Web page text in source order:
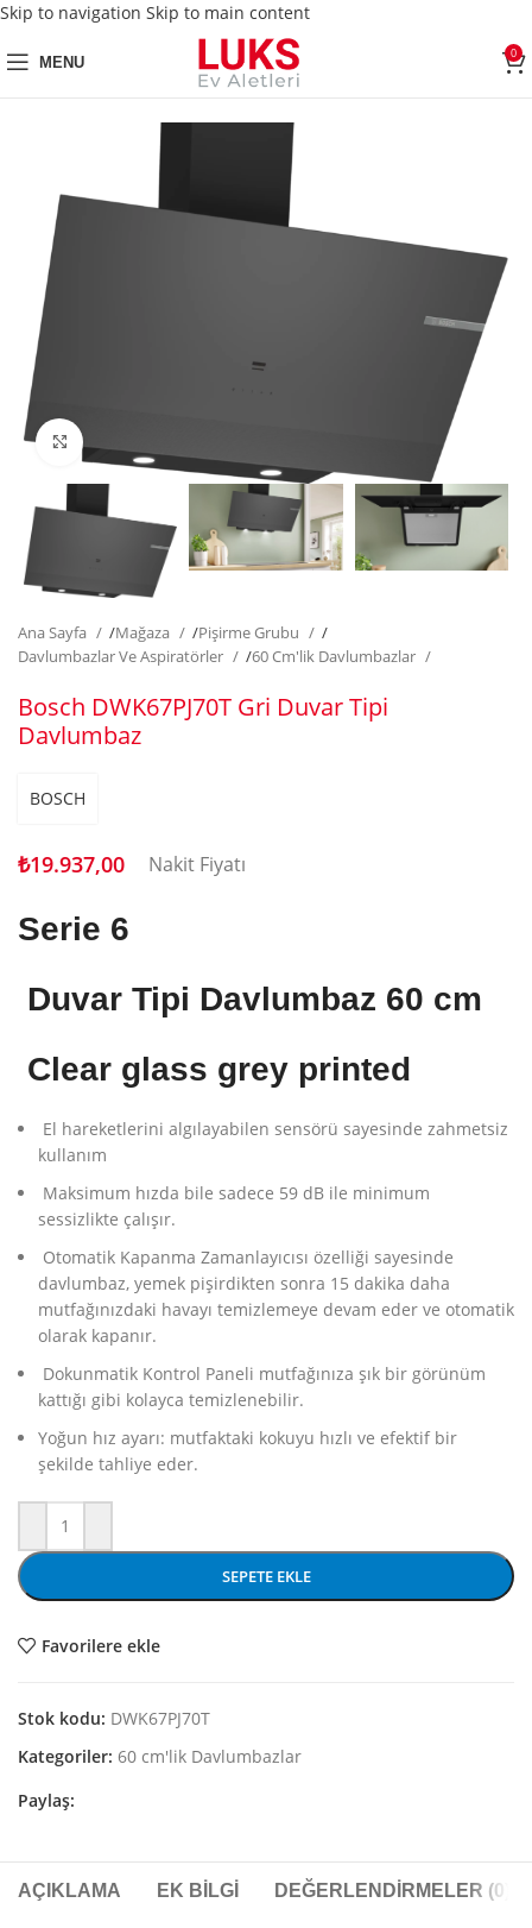
Skip to navigation Skip to main content
MENU 0
Ana Sayfa /Mağaza /Pişirme Grubu
/
Davlumbazlar Ve Aspiratörler
/60 Cm'lik Davlumbazlar
Bosch DWK67PJ70T Gri Duvar Tipi
Davlumbaz
BOSCH
₺19.937,00 Nakit Fiyatı
Serie 6
Duvar Tipi Davlumbaz 60 cm
Clear glass grey printed
El hareketlerini algılayabilen sensörü sayesinde zahmetsiz
kullanım
Maksimum hızda bile sadece 59 dB ile minimum
sessizlikte çalışır.
Otomatik Kapanma Zamanlayıcısı özelliği sayesinde
davlumbaz, yemek pişirdikten sonra 15 dakika daha
mutfağınızdaki havayı temizlemeye devam eder ve otomatik
olarak kapanır.
Dokunmatik Kontrol Paneli mutfağınıza şık bir görünüm
kattığı gibi kolayca temizlenebilir.
Yoğun hız ayarı: mutfaktaki kokuyu hızlı ve efektif bir
şekilde tahliye eder.
SEPETE EKLE
Favorilere ekle
Stok kodu: DWK67PJ70T
Kategoriler: 60 cm'lik Davlumbazlar
Paylaş:
AÇIKLAMA EK BILGI DEĞERLENDIRMELER (0)